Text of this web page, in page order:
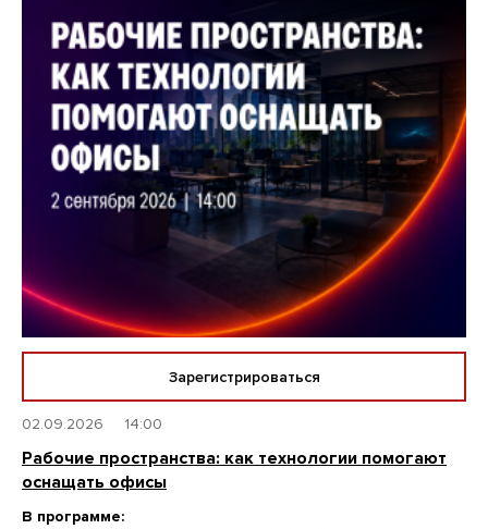
Зарегистрироваться
02.09.2026 14:00
Рабочие пространства: как технологии помогают
оснащать офисы
В программе: